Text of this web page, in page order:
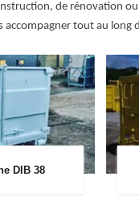
de rénovation
accompagner tout au long
DIB 38